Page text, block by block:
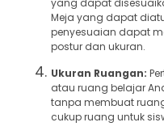
Meja yang dapat
penyesuaian dapat
postur dan ukuran.
Ukuran Ruangan:
atau ruang belajar
tanpa membuat
cukup ruang untuk